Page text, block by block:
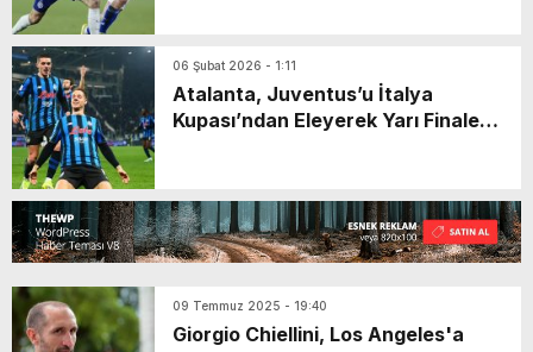
06 Şubat 2026 - 1:11
Atalanta, Juventus’u İtalya
Kupası’ndan Eleyerek Yarı Finale
09 Temmuz 2025 - 19:40
Giorgio Chiellini, Los Angeles'a